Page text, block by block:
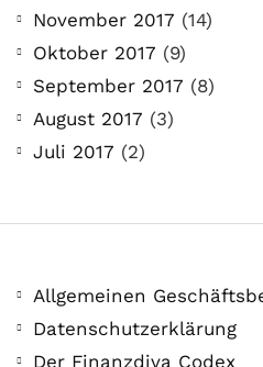
November 2017 (14)
Oktober 2017 (9)
September 2017 (8)
August 2017 (3)
Juli 2017 (2)
Allgemeinen
Datenschutzerklärung
Der Finanzdiva Codex